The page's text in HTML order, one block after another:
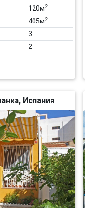
120м2
405м2
3
2
Испания